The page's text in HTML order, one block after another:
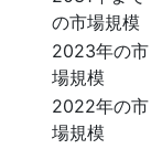
の市場規模
2023年の市
場規模
2022年の市
場規模